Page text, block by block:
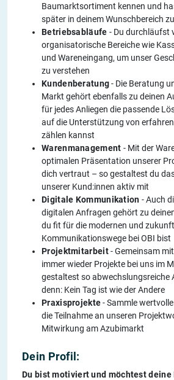
Baumarktsortiment kennen und
später in deinem Wunschbereich
Betriebsabläufe - Du durchläufst
organisatorische Bereiche wie
und Wareneingang, um unser
zu verstehen
Kundenberatung- Die Beratung
Markt gehört ebenfalls zu deinen
für jedes Anliegen die passende
auf die Unterstützung von
zählen kannst
Warenmanagement - Mit der
optimalen Präsentation unserer
dich vertraut – so gestaltest du
unserer Kund:innen aktiv mit
Digitale Kommunikation - Auch
digitalen Anfragen gehört zu
du fit für die modernen und
Kommunikationswege bei OBI bist
Projektmitarbeit- Gemeinsam
immer wieder Projekte bei uns im
gestaltest so abwechslungsreiche
denn: Kein Tag ist wie der Andere
Praxisprojekte- Sammle
die Teilnahme an unseren
Mitwirkung am Azubimarkt
Dein Profil:
Du bist motiviert und möchtest